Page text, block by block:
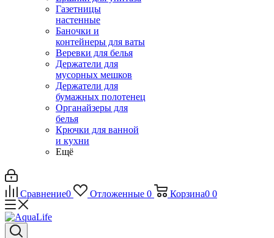
Газетницы
настенные
Баночки и
контейнеры для ваты
Веревки для белья
Держатели для
мусорных мешков
Держатели для
бумажных полотенец
Органайзеры для
белья
Крючки для ванной
и кухни
Ещё
Сравнение0 Отложенные 0 Корзина0 0